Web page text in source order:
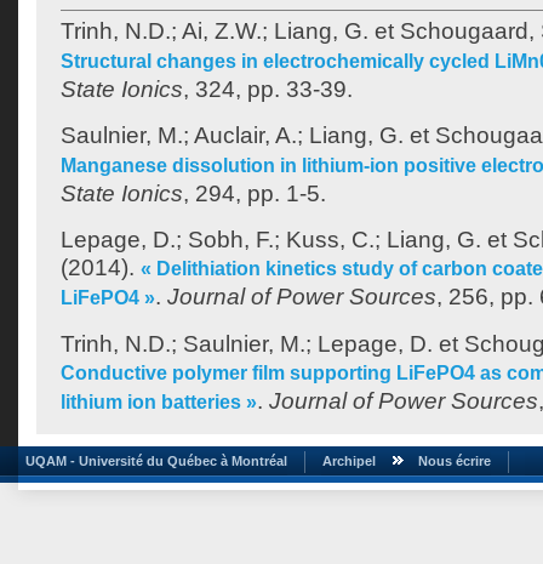
Trinh, N.D.; Ai, Z.W.; Liang, G. et Schougaard,
Structural changes in electrochemically cycled
State Ionics, 324, pp. 33-39.
Saulnier, M.; Auclair, A.; Liang, G. et
Manganese dissolution in lithium-ion positive
State Ionics, 294, pp. 1-5.
Lepage, D.; Sobh, F.; Kuss, C.; Liang, G. et
(2014). « Delithiation kinetics study of carbon
LiFePO4 ». Journal of Power Sources, 256, pp.
Trinh, N.D.; Saulnier, M.; Lepage, D. et
Conductive polymer film supporting LiFePO4 as
lithium ion batteries ». Journal of Power Sources
UQAM - Université du Québec à Montréal Archipel Nous écrire